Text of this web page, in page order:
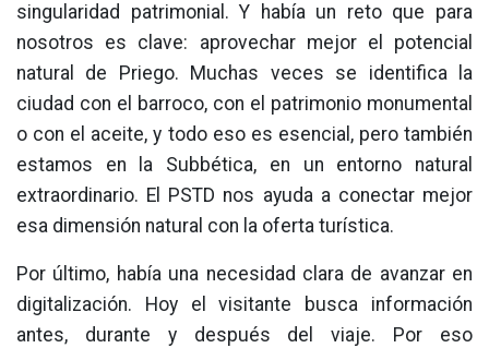
singularidad patrimonial. Y había un reto que para
nosotros es clave: aprovechar mejor el potencial
natural de Priego. Muchas veces se identifica la
ciudad con el barroco, con el patrimonio monumental
o con el aceite, y todo eso es esencial, pero también
estamos en la Subbética, en un entorno natural
extraordinario. El PSTD nos ayuda a conectar mejor
esa dimensión natural con la oferta turística.
Por último, había una necesidad clara de avanzar en
digitalización. Hoy el visitante busca información
antes, durante y después del viaje. Por eso